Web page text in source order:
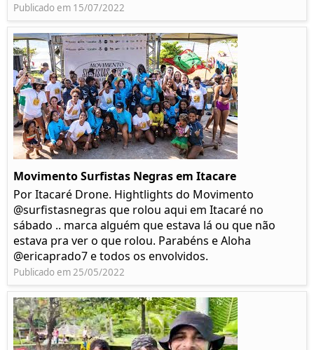
Publicado em 15/07/2022
Movimento Surfistas Negras em Itacare
Por Itacaré Drone. Hightlights do Movimento
@surfistasnegras que rolou aqui em Itacaré no
sábado .. marca alguém que estava lá ou que não
estava pra ver o que rolou. Parabéns e Aloha
@ericaprado7 e todos os envolvidos.
Publicado em 25/05/2022